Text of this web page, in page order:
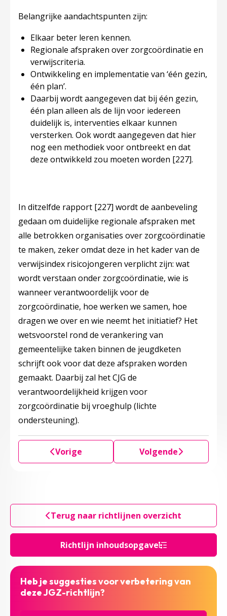
Richtlijn inhoudsopgave
Belangrijke aandachtspunten zijn:
Elkaar beter leren kennen.
Regionale afspraken over zorgcoördinatie en
verwijscriteria.
Ontwikkeling en implementatie van ‘één gezin,
één plan’.
Daarbij wordt aangegeven dat bij één gezin,
één plan alleen als de lijn voor iedereen
duidelijk is, interventies elkaar kunnen
versterken. Ook wordt aangegeven dat hier
nog een methodiek voor ontbreekt en dat
deze ontwikkeld zou moeten worden [227].
In ditzelfde rapport [227] wordt de aanbeveling
gedaan om duidelijke regionale afspraken met
alle betrokken organisaties over zorgcoördinatie
te maken, zeker omdat deze in het kader van de
verwijsindex risicojongeren verplicht zijn: wat
wordt verstaan onder zorgcoördinatie, wie is
wanneer verantwoordelijk voor de
zorgcoördinatie, hoe werken we samen, hoe
dragen we over en wie neemt het initiatief? Het
wetsvoorstel rond de verankering van
gemeentelijke taken binnen de jeugdketen
schrijft ook voor dat deze afspraken worden
gemaakt. Daarbij zal het CJG de
verantwoordelijkheid krijgen voor
zorgcoördinatie bij vroeghulp (lichte
ondersteuning).
Vorige Volgende
Terug naar richtlijnen overzicht
Heb je suggesties voor verbetering van
deze JGZ-richtlijn?